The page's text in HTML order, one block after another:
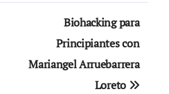
Biohacking para
Principiantes con
Mariangel Arruebarrera
Loreto